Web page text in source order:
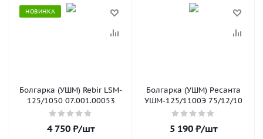
НОВИНКА
Болгарка (УШМ) Rebir LSM-
125/1050 07.001.00053
4 750₽/шт
Болгарка (УШМ) Ресанта
УШМ-125/1100Э 75/12/10
5 190₽/шт